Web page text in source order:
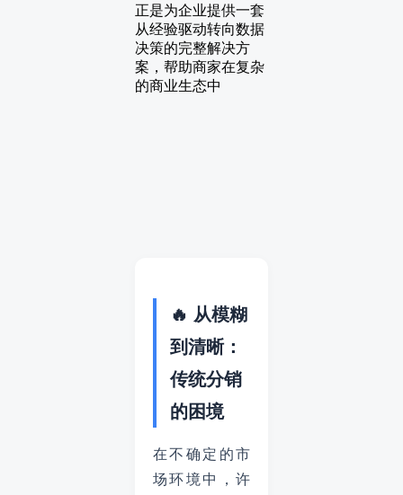
正是为企业提供一套
从经验驱动转向数据
决策的完整解决方
案，帮助商家在复杂
的商业生态中
🔥 从模糊
到清晰：
传统分销
的困境
在不确定的市
场环境中，许